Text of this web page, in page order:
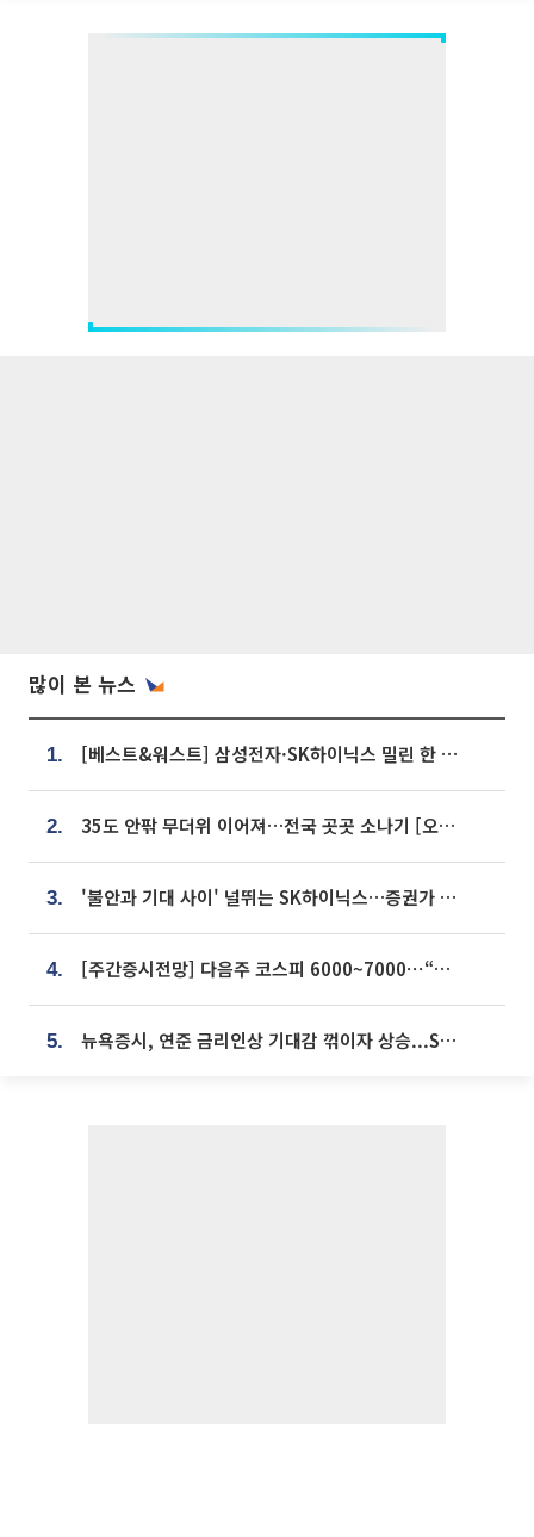
많이 본 뉴스
1. [베스트&워스트] 삼성전자·SK하이닉스 밀린 한 주…상상인증권은 85% 급등
2. 35도 안팎 무더위 이어져…전국 곳곳 소나기 [오늘 날씨]
3. '불안과 기대 사이' 널뛰는 SK하이닉스…증권가 "HBM4·LTA 기반 펀터멘털 견고"
4. [주간증시전망] 다음주 코스피 6000~7000⋯“外人 수급은 정책이 변수”
5. 뉴욕증시, 연준 금리인상 기대감 꺾이자 상승...S&P500 사상 최고치 [종합]